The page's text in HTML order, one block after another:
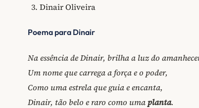
Dinair Oliveira
Poema para Dinair
Na essência de Dinair, brilha a luz do
Um nome que carrega a força e o poder,
Como uma estrela que guia e encanta,
Dinair, tão belo e raro como uma planta.